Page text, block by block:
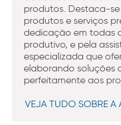
produtos. Destaca-
produtos e serviços
dedicação em todas
produtivo, e pela
especializada que
elaborando soluções
perfeitamente aos
VEJA TUDO SOBRE A